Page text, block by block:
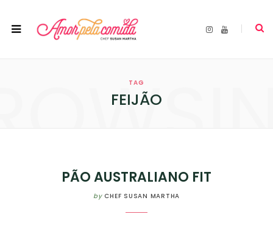
I
Y
TAG
FEIJÃO
PÃO AUSTRALIANO FIT
by CHEF SUSAN MARTHA